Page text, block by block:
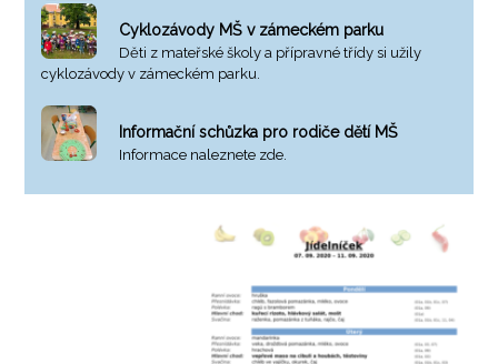
Cyklozávody MŠ v zámeckém parku
Děti z mateřské školy a přípravné třídy si užily
cyklozávody v zámeckém parku.
Informační schůzka pro rodiče dětí MŠ
Informace naleznete zde.